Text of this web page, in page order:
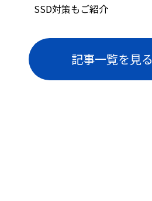
SSD対策もご紹介
記事一覧を見る